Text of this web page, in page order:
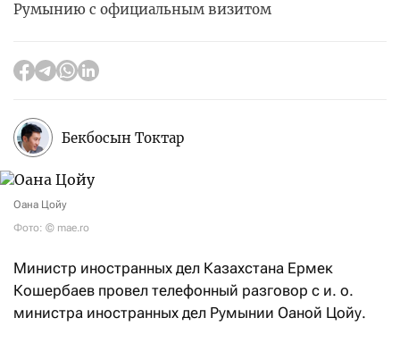
Румынию с официальным визитом
Бекбосын Токтар
Оана Цойу
Фото: © mae.ro
Министр иностранных дел Казахстана Ермек
Кошербаев провел телефонный разговор с и. о.
министра иностранных дел Румынии Оаной Цойу.